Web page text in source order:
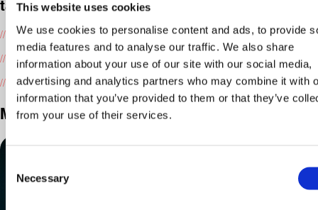
This website uses cookies
We use cookies to personalise content and ads, to provide
media features and to analyse our traffic. We also share
information about your use of our site with our social media,
advertising and analytics partners who may combine it with
information that you’ve provided to them or that they’ve
from your use of their services.
Selection
Necessary
//
Frissítjük és fejlesztjük a márkádat, amikor csak szükséges
//
Figyeljük az eredményeket, és ahol kell, finomhangolunk
//
Folyamatosan fejlesztjük és finomhangoljuk a kommunikációdat
Munkáink